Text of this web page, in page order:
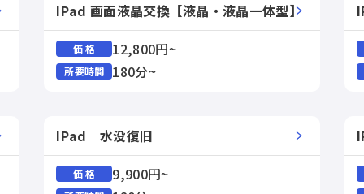
IPad 画面液晶交換【液晶・液晶一体型】
価 格 12,800円~
所要時間 180分~
IPad 水没復旧
価 格 9,900円~